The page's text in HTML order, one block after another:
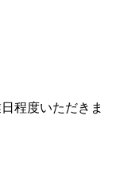
程度いただきま